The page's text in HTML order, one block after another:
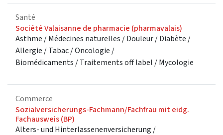
Santé
Société Valaisanne de pharmacie (pharmavalais)
Asthme / Médecines naturelles / Douleur / Diabète /
Allergie / Tabac / Oncologie /
Biomédicaments / Traitements off label / Mycologie
Commerce
Sozialversicherungs-Fachmann/Fachfrau mit eidg.
Fachausweis (BP)
Alters- und Hinterlassenenversicherung /